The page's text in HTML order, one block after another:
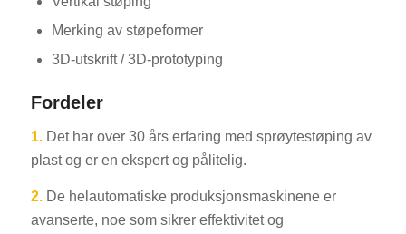
Merking av støpeformer
3D-utskrift / 3D-prototyping
Fordeler
1.Det har over 30 års erfaring med sprøytestøping av
plast og er en ekspert og pålitelig.
2.De helautomatiske produksjonsmaskinene er
avanserte, noe som sikrer effektivitet og